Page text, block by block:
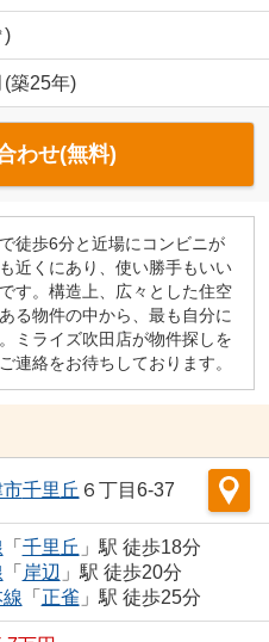
)
築25年)
わせ(無料)
徒歩6分と近場にコンビニが
近くにあり、使い勝手もいい
す。構造上、広々とした住空
る物件の中から、最も自分に
ミライズ吹田店が物件探しを
連絡をお待ちしております。
千里丘 ６丁目6-37
「 千里丘 」駅 徒歩18分
「 岸辺 」駅 徒歩20分
「 正雀 」駅 徒歩25分